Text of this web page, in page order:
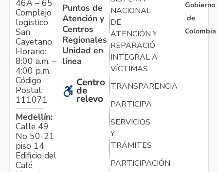
46A – 65
Complejo
logístico
San
Cayetano
Horario:
8:00 a.m. –
4:00 p.m.
Código
Postal:
111071
Medellín:
Calle 49
No 50-21
piso 14
Edificio del
Café
Puntos de
Atención y
Centros
Regionales
Unidad en
línea
Centro
de
relevo
NACIONAL
DE
ATENCIÓN Y
REPARACIÓN
INTEGRAL A
VÍCTIMAS
TRANSPARENCIA
PARTICIPA
SERVICIOS
Y
TRÁMITES
PARTICIPACIÓN
Gobierno
de
Colombia